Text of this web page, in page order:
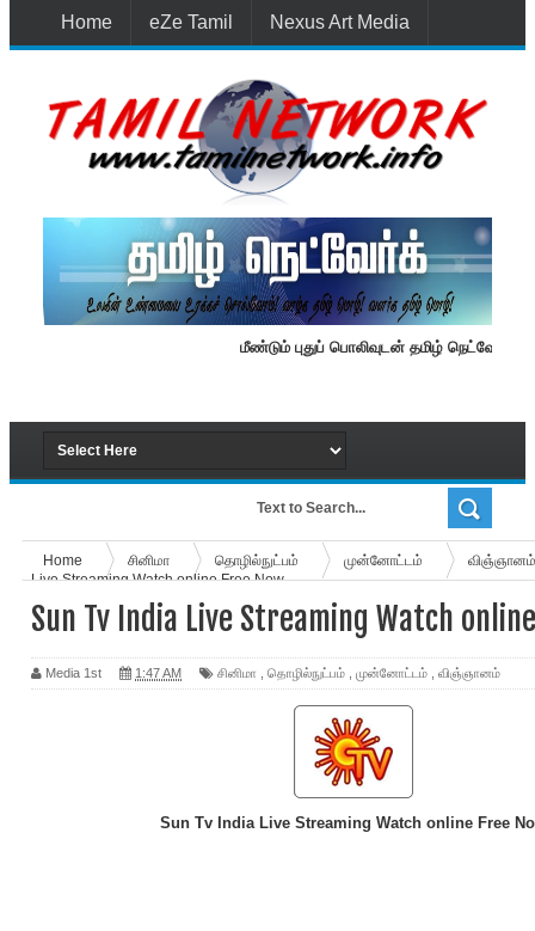
Home eZe Tamil Nexus Art Media
மீண்டும் புதுப் பொலிவுடன் தமிழ் நெட்வேர்க்.
Home சினிமா தொழில்நுட்பம் மு‌ன்னோ‌ட்ட‌ம்
Live Streaming Watch online Free Now
Sun Tv India Live Streaming Watch
Media 1st 1:47 AM சினிமா தொழில்நுட்பம் மு‌ன்னோ‌ட்ட‌ம் விஞ்ஞானம்
Sun Tv India Live Streaming Watch online Free